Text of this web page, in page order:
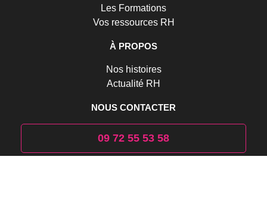
Les Formations
Vos ressources RH
À PROPOS
Nos histoires
Actualité RH
NOUS CONTACTER
09 72 55 53 58